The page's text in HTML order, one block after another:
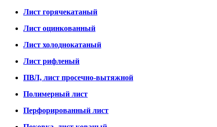
Лист горячекатаный
Лист оцинкованный
Лист холоднокатаный
Лист рифленый
ПВЛ, лист просечно-вытяжной
Полимерный лист
Перфорированный лист